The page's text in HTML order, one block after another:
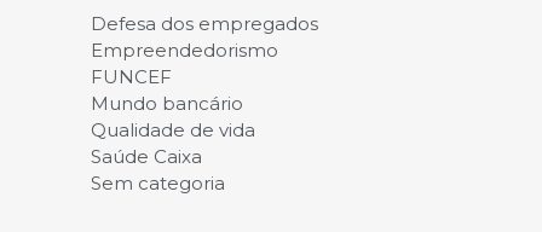
Defesa dos empregados
Empreendedorismo
FUNCEF
Mundo bancário
Qualidade de vida
Saúde Caixa
Sem categoria